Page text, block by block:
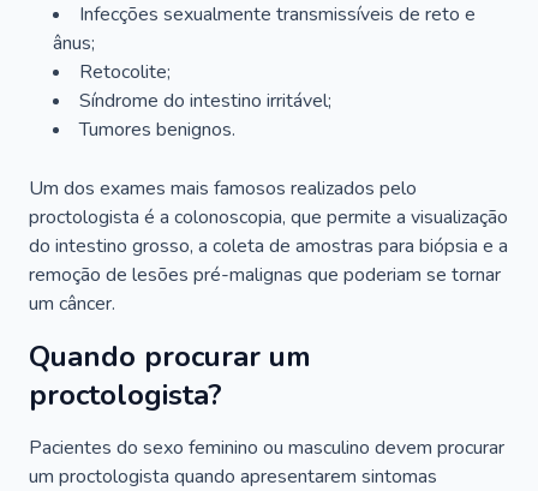
Infecções sexualmente transmissíveis de reto e
ânus;
Retocolite;
Síndrome do intestino irritável;
Tumores benignos.
Um dos exames mais famosos realizados pelo
proctologista é a colonoscopia, que permite a visualização
do intestino grosso, a coleta de amostras para biópsia e a
remoção de lesões pré-malignas que poderiam se tornar
um câncer.
Quando procurar um
proctologista?
Pacientes do sexo feminino ou masculino devem procurar
um proctologista quando apresentarem sintomas